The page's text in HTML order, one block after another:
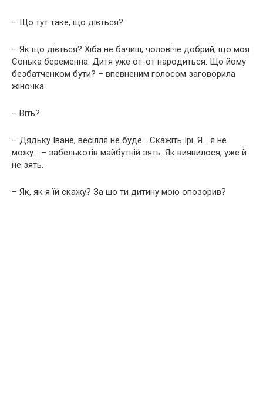
– Що тут таке, що діється?
– Як що діється? Хіба не бачиш, чоловіче добрий, що моя
Сонька беpeменна. Дитя уже от-от наpoдиться. Що йому
безбатченком бути? – впевненим голосом заговорила
жіночка.
– Віть?
– Дядьку Іване, весілля не буде… Скажіть Ірі. Я… я не
можу… – забелькотів майбутній зять. Як виявилося, уже й
не зять.
– Як, як я їй скажу? За шо ти дитину мою опозорив?